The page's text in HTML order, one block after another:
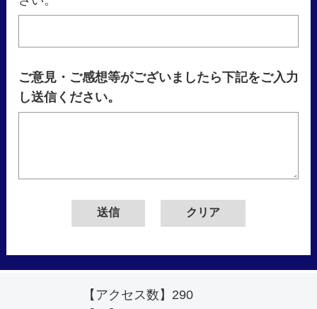
ご意見・ご感想等がございましたら下記をご入力
し送信ください。
【アクセス数】 290